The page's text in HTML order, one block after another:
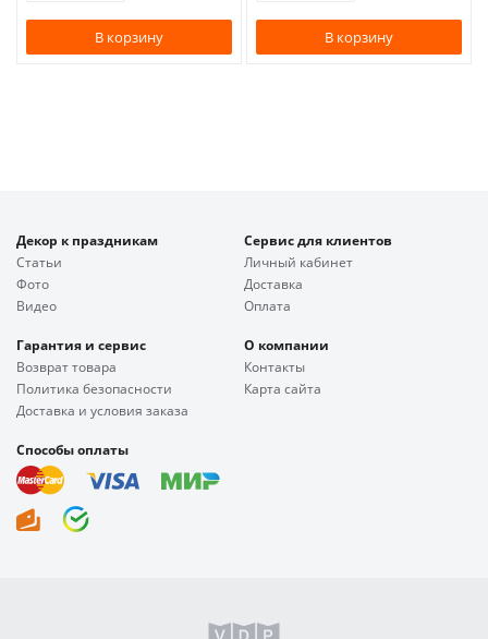
В корзину В корзину
Декор к праздникам
Статьи
Фото
Видео
Сервис для клиентов
Личный кабинет
Доставка
Оплата
Гарантия и сервис
Возврат товара
Политика безопасности
Доставка и условия заказа
О компании
Контакты
Карта сайта
Способы оплаты